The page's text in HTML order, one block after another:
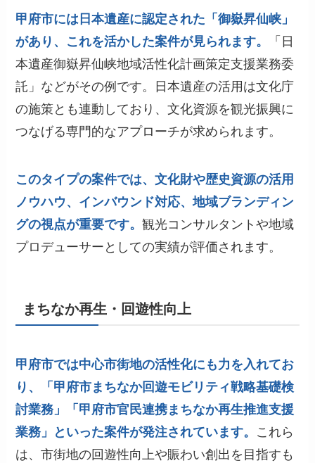
甲府市には日本遺産に認定された「御嶽昇仙峡」
があり、これを活かした案件が見られます。
「日
本遺産御嶽昇仙峡地域活性化計画策定支援業務委
託」などがその例です。日本遺産の活用は文化庁
の施策とも連動しており、文化資源を観光振興に
つなげる専門的なアプローチが求められます。
このタイプの案件では、文化財や歴史資源の活用
ノウハウ、インバウンド対応、地域ブランディン
グの視点が重要です。観光コンサルタントや地域
プロデューサーとしての実績が評価されます。
まちなか再生・回遊性向上
甲府市では中心市街地の活性化にも力を入れてお
り、「甲府市まちなか回遊モビリティ戦略基礎検
討業務」「甲府市官民連携まちなか再生推進支援
業務」といった案件が発注されています。 これら
は、市街地の回遊性向上や賑わい創出を目指すも